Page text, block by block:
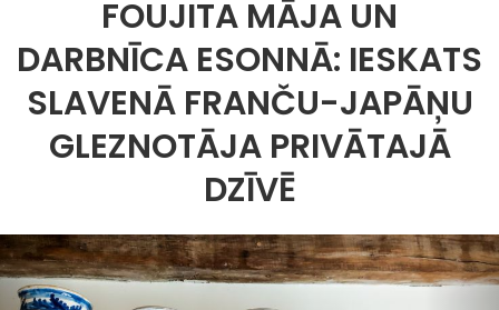
FOUJITA MĀJA UN
DARBNĪCA ESONNĀ: IESKATS
SLAVENĀ FRANČU-JAPĀŅU
GLEZNOTĀJA PRIVĀTAJĀ
DZĪVĒ